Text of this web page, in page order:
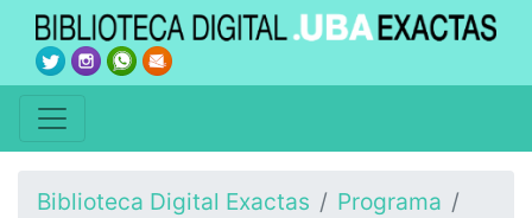
Biblioteca Digital Exactas Programa